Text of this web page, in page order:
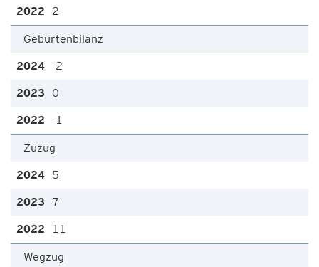
2
Geburtenbilanz
-2
0
-1
Zuzug
5
7
11
Wegzug